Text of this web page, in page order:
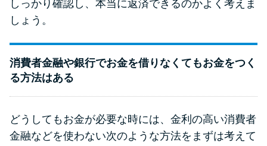
しっかり確認し、本当に返済できるのかよく考えま
しょう。
消費者金融や銀行でお金を借りなくてもお金をつく
る方法はある
どうしてもお金が必要な時には、金利の高い消費者
金融などを使わない次のような方法をまずは考えて